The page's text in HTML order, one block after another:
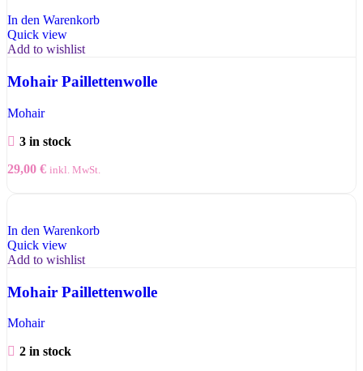
In den Warenkorb
Quick view
Add to wishlist
Mohair Paillettenwolle
Mohair
3 in stock
29,00 € inkl. MwSt.
In den Warenkorb
Quick view
Add to wishlist
Mohair Paillettenwolle
Mohair
2 in stock